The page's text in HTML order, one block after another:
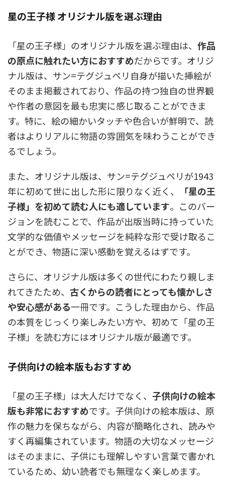
星の王子様 オリジナル版を選ぶ理由
「星の王子様」のオリジナル版を選ぶ理由は、 作品
の原点に触れたい方におすすめだからです。オリジ
ナル版は、サン=テグジュペリ自身が描いた挿絵が
そのまま掲載されており、作品の持つ独自の世界観
や作者の意図を最も忠実に感じ取ることができま
す。特に、絵の細かいタッチや色合いが鮮明で、読
者はよりリアルに物語の雰囲気を味わうことができ
るでしょう。
また、オリジナル版は、サン=テグジュペリが1943
年に初めて世に出した形に限りなく近く、
「星の王
子様」を初めて読む人にも適しています。このバー
ジョンを読むことで、作品が出版当時に持っていた
文学的な価値やメッセージを純粋な形で受け取るこ
とができ、物語に深い感動を覚えるはずです。
さらに、オリジナル版は多くの世代にわたり親しま
れてきたため、 古くからの読者にとっても懐かしさ
や安心感がある一冊です。こうした理由から、作品
の本質をじっくり楽しみたい方や、初めて「星の王
子様」を読む方にはオリジナル版が最適です。
子供向けの絵本版もおすすめ
「星の王子様」は大人だけでなく、 子供向けの絵本
版も非常におすすめです。子供向けの絵本版は、原
作の魅力を保ちながら、内容が簡略化され、読みや
すく再編集されています。物語の大切なメッセージ
はそのままに、子供にも理解しやすい言葉で書かれ
ているため、幼い読者でも無理なく楽しめます。